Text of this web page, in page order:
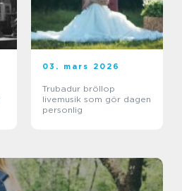
03. mars 2026
Trubadur bröllop
livemusik som gör dagen
personlig